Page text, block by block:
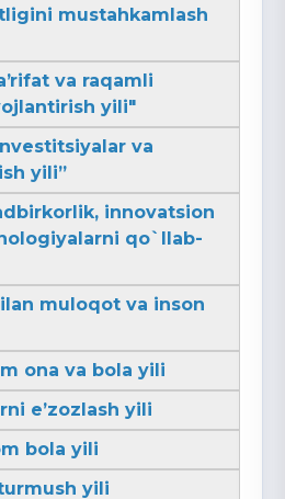
mustahkamlash
va raqamli
yili"
va
yili”
innovatsion
qo`llab-
muloqot va inson
ona va bola yili
e’zozlash yili
bola yili
yili